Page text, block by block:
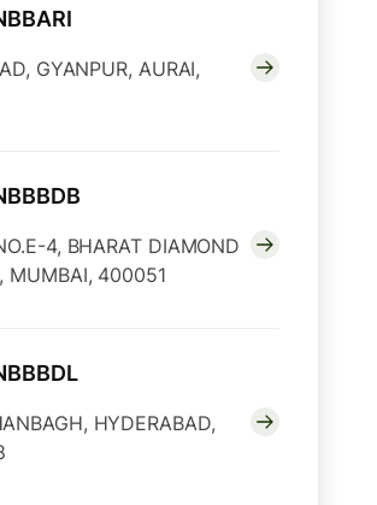
GYANPUR, AURAI,
4, BHARAT DIAMOND
MUMBAI, 400051
HYDERABAD,